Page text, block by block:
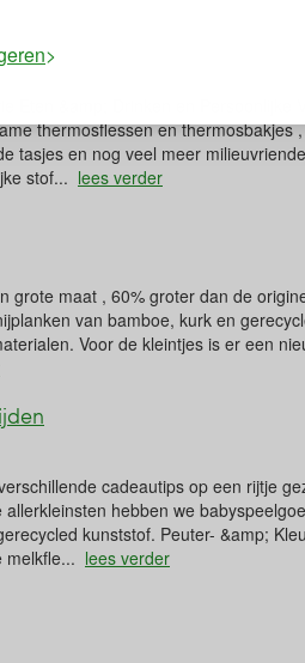
Eten &amp; Drinken en Persoonlijke
thermosflessen en thermosbakjes
tasjes en nog veel meer
stof... lees verder
grote maat , 60% groter dan de
van bamboe, kurk en
Voor de kleintjes is er een
cadeautips op een rijtje
hebben we
kunststof. Peuter- &amp;
melkfle... lees verder